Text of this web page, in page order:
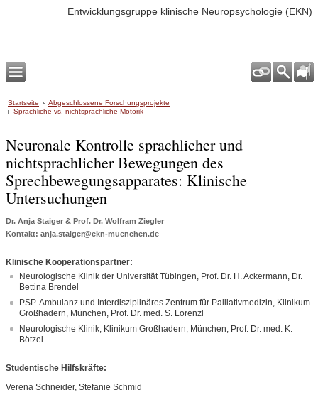
Entwicklungsgruppe klinische Neuropsychologie (EKN)
Startseite
Abgeschlossene Forschungsprojekte
Sprachliche vs. nichtsprachliche Motorik
Neuronale Kontrolle sprachlicher und
nichtsprachlicher Bewegungen des
Sprechbewegungsapparates: Klinische
Untersuchungen
Dr. Anja Staiger & Prof. Dr. Wolfram Ziegler
Kontakt: anja.staiger@ekn-muenchen.de
Klinische Kooperationspartner:
Neurologische Klinik der Universität Tübingen, Prof. Dr. H. Ackermann, Dr.
Bettina Brendel
PSP-Ambulanz und Interdisziplinäres Zentrum für Palliativmedizin, Klinikum
Großhadern, München, Prof. Dr. med. S. Lorenzl
Neurologische Klinik, Klinikum Großhadern, München, Prof. Dr. med. K.
Bötzel
Studentische Hilfskräfte:
Verena Schneider, Stefanie Schmid